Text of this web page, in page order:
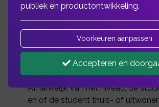
Een studieverzekering is een
de kapitaalverzekering.
Studeren kost misschien wel meer
denkt. Collegegeld, studieboeken,
zorgverzekering, kleding, telefoon,
Afhankelijk van het niveau, de
en of de student thuis- of
publiek en productontwikkeling.
Voorkeuren aanpassen
Accepteren en